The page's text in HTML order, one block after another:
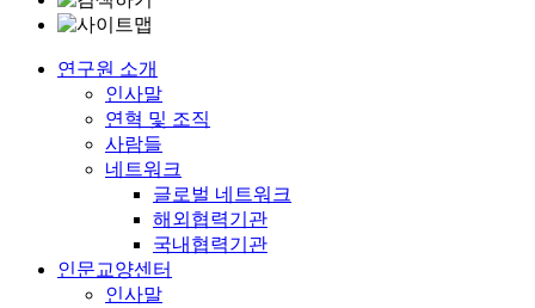
연구원 소개
인사말
연혁 및 조직
사람들
네트워크
글로벌 네트워크
해외협력기관
국내협력기관
인문교양센터
인사말